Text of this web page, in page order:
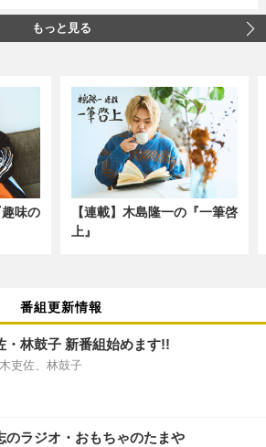
もっと見る
趣味の
【連載】木島隆一の『一筆啓
上』
番組更新情報
・林鼓子 新番組始めます!!
吏佐、林鼓子
のラジオ・おもちゃのたまや